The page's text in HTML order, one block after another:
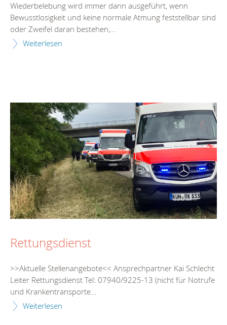
Wiederbelebung wird immer dann ausgeführt, wenn
Bewusstlosigkeit und keine normale Atmung feststellbar sind
oder Zweifel daran bestehen,...
Weiterlesen
Rettungsdienst
>>Aktuelle Stellenangebote<< Ansprechpartner Kai Schlecht
Leiter Rettungsdienst Tel: 07940/9225-13 (nicht für Notrufe
und Krankentransporte...
Weiterlesen